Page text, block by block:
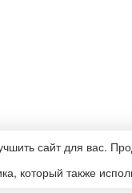
сайт для вас.
который также